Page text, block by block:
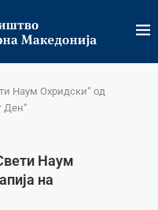
Наум Охридски“ од
Ден“
Наум
на